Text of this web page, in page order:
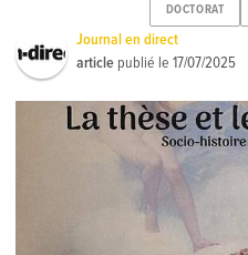
DOCTORAT
Journal en direct
article publié le17/07/2025